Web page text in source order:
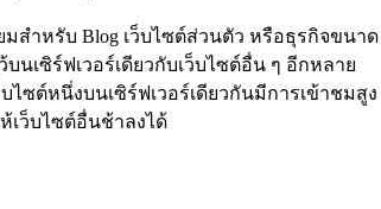
มสำหรับ Blog เว็บไซต์ส่วนตัว หรือธุรกิจขนาด
บนเซิร์ฟเวอร์เดียวกับเว็บไซต์อื่น ๆ อีกหลาย
ไซต์หนึ่งบนเซิร์ฟเวอร์เดียวกันมีการเข้าชมสูง
เว็บไซต์อื่นช้าลงได้